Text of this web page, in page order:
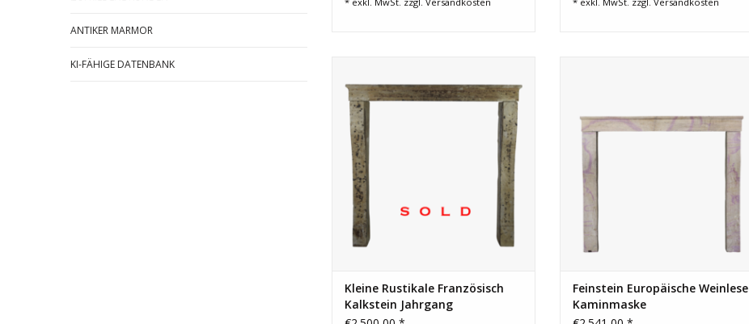
ANTIKER MARMOR
KI-FÄHIGE DATENBANK
Kleine Rustikale Französisch
Kalkstein Jahrgang
Kaminmaske
Feinstein Europäische Weinlese
Kaminmaske